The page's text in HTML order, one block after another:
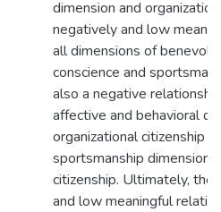
dimension and
negatively and low
all dimensions of
conscience and
also a negative
affective and behavioral
organizational citizenship
sportsmanship dimension
citizenship. Ultimately,
and low meaningful